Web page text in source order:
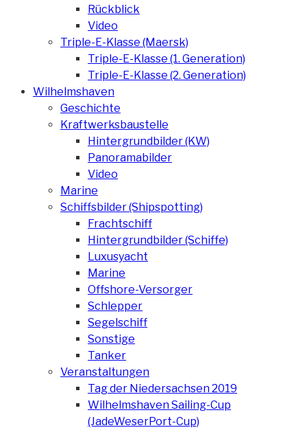
Rückblick
Video
Triple-E-Klasse (Maersk)
Triple-E-Klasse (1. Generation)
Triple-E-Klasse (2. Generation)
Wilhelmshaven
Geschichte
Kraftwerksbaustelle
Hintergrundbilder (KW)
Panoramabilder
Video
Marine
Schiffsbilder (Shipspotting)
Frachtschiff
Hintergrundbilder (Schiffe)
Luxusyacht
Marine
Offshore-Versorger
Schlepper
Segelschiff
Sonstige
Tanker
Veranstaltungen
Tag der Niedersachsen 2019
Wilhelmshaven Sailing-Cup
(JadeWeserPort-Cup)